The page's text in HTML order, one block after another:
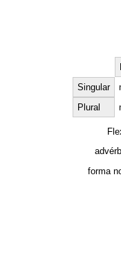
Singular
Plural
forma